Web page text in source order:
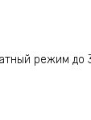
режим